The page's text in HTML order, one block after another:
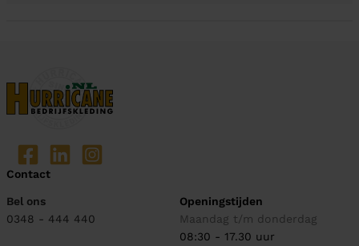
Contact
Bel ons
0348 - 444 440
Openingstijden
Maandag t/m donderdag
08:30 - 17.30 uur